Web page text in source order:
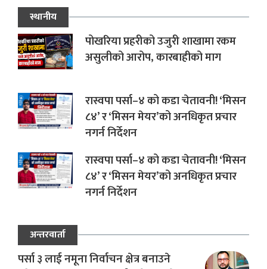
स्थानीय
पोखरिया प्रहरीको उजुरी शाखामा रकम
असुलीको आरोप, कारबाहीको माग
रास्वपा पर्सा–४ को कडा चेतावनी! ‘मिसन
८४’ र ‘मिसन मेयर’को अनधिकृत प्रचार
नगर्न निर्देशन
रास्वपा पर्सा–४ को कडा चेतावनी! ‘मिसन
८४’ र ‘मिसन मेयर’को अनधिकृत प्रचार
नगर्न निर्देशन
अन्तरवार्ता
पर्सा ३ लाई नमूना निर्वाचन क्षेत्र बनाउने